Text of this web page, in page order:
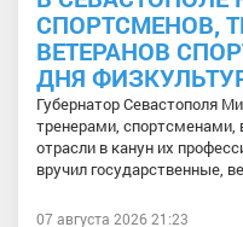
СПОРТСМЕНОВ,
ВЕТЕРАНОВ
ДНЯ
Губернатор Севастополя
тренерами, спортсменами,
отрасли в канун их
вручил государственные,
07 августа 2026 21:23